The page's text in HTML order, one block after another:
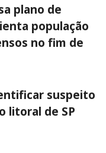
plano de
população
no fim de
suspeito
litoral de SP